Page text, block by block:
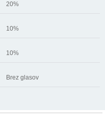
20%
10%
10%
Brez glasov